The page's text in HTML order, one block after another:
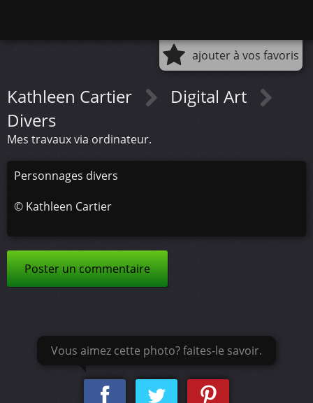
ajouter à vos favoris
Kathleen Cartier
Digital Art
Divers
Mes travaux via ordinateur.
Personnages divers
© Kathleen Cartier
Poster un commentaire
Vous aimez cette photo? faites-le savoir.